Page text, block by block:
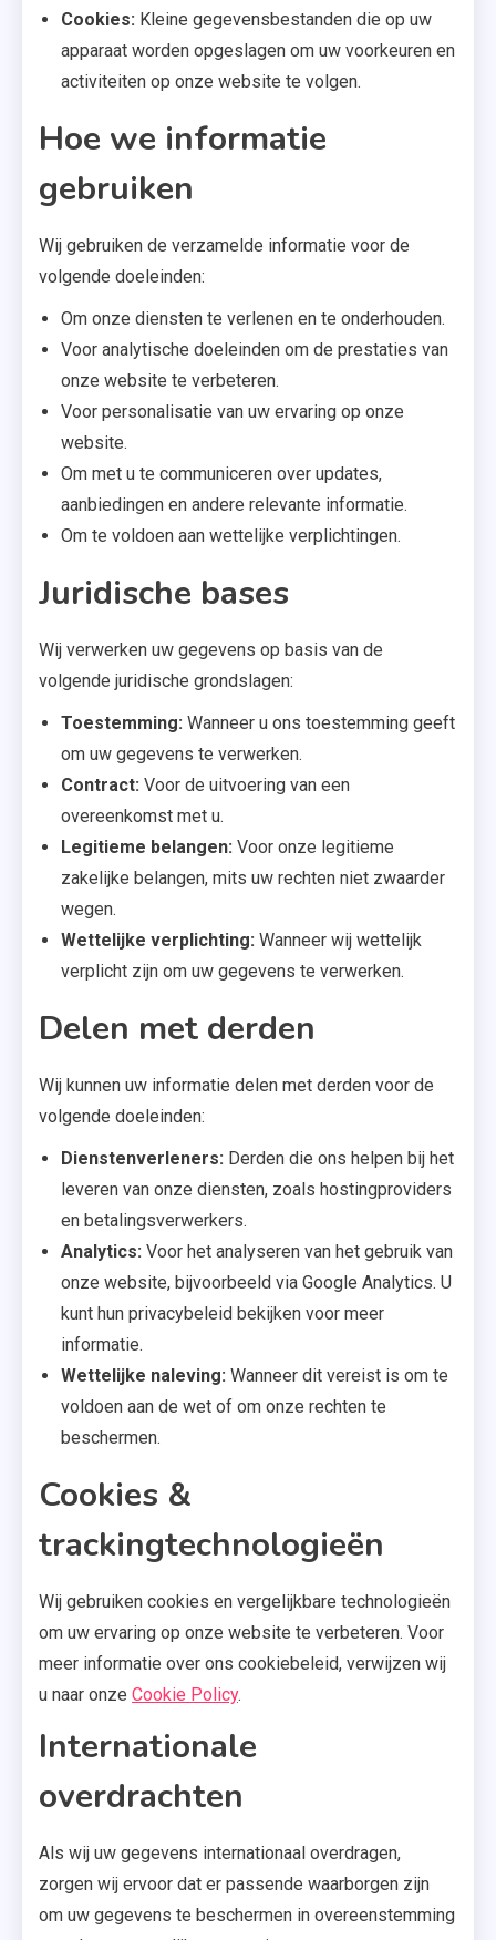
Cookies: Kleine gegevensbestanden die op uw
apparaat worden opgeslagen om uw voorkeuren en
activiteiten op onze website te volgen.
Hoe we informatie
gebruiken
Wij gebruiken de verzamelde informatie voor de
volgende doeleinden:
Om onze diensten te verlenen en te onderhouden.
Voor analytische doeleinden om de prestaties van
onze website te verbeteren.
Voor personalisatie van uw ervaring op onze
website.
Om met u te communiceren over updates,
aanbiedingen en andere relevante informatie.
Om te voldoen aan wettelijke verplichtingen.
Juridische bases
Wij verwerken uw gegevens op basis van de
volgende juridische grondslagen:
Toestemming: Wanneer u ons toestemming geeft
om uw gegevens te verwerken.
Contract: Voor de uitvoering van een
overeenkomst met u.
Legitieme belangen: Voor onze legitieme
zakelijke belangen, mits uw rechten niet zwaarder
wegen.
Wettelijke verplichting: Wanneer wij wettelijk
verplicht zijn om uw gegevens te verwerken.
Delen met derden
Wij kunnen uw informatie delen met derden voor de
volgende doeleinden:
Dienstenverleners: Derden die ons helpen bij het
leveren van onze diensten, zoals hostingproviders
en betalingsverwerkers.
Analytics: Voor het analyseren van het gebruik van
onze website, bijvoorbeeld via Google Analytics. U
kunt hun privacybeleid bekijken voor meer
informatie.
Wettelijke naleving: Wanneer dit vereist is om te
voldoen aan de wet of om onze rechten te
beschermen.
Cookies &
trackingtechnologieën
Wij gebruiken cookies en vergelijkbare technologieën
om uw ervaring op onze website te verbeteren. Voor
meer informatie over ons cookiebeleid, verwijzen wij
u naar onze Cookie Policy.
Internationale
overdrachten
Als wij uw gegevens internationaal overdragen,
zorgen wij ervoor dat er passende waarborgen zijn
om uw gegevens te beschermen in overeenstemming